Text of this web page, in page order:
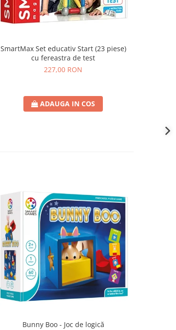
SmartMax Set educativ Start (23 piese)
cu fereastra de test
227,00 RON
ADAUGA IN COS
Bunny Boo - Joc de logică